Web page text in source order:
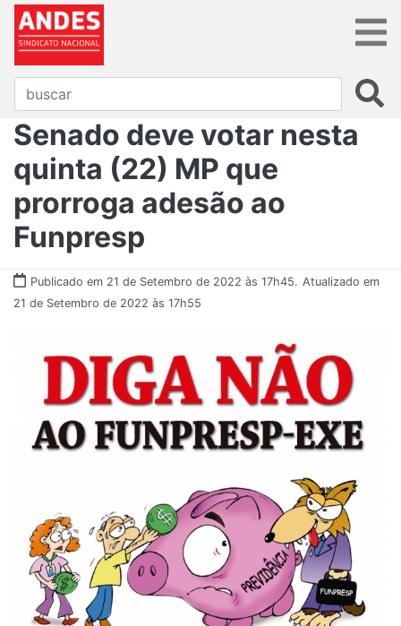
Senado deve votar nesta
quinta (22) MP que
prorroga adesão ao
Funpresp
Publicado em 21 de Setembro de 2022 às 17h45. Atualizado em
21 de Setembro de 2022 às 17h55